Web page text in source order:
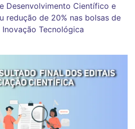
Desenvolvimento Científico e
redução de 20% nas bolsas de
Tecnológica